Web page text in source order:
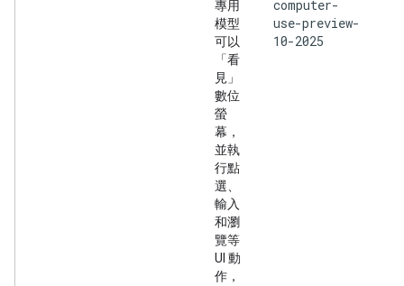
專用
模型
可以
「看
見」
數位
螢
幕，
並執
行點
選、
輸入
和瀏
覽等
UI 動
作，
computer-
use-preview-
10-2025